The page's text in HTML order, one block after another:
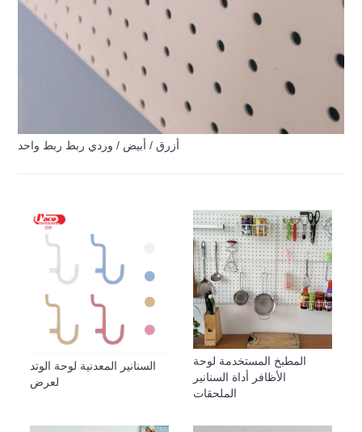
أزرق / أبيض / وردي ربط ربط واحد
السنانير المعدنية لوحة الوتد
لعرض
المطبخ المستخدمة لوحة
الأظافر أداة السنانير
الملحقات